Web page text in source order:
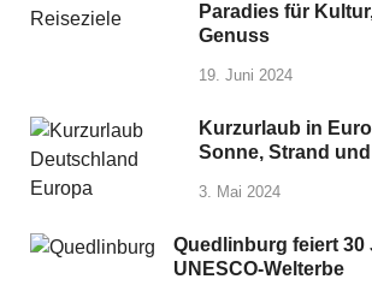
Paradies für
Genuss
19. Juni 2024
Kurzurlaub in
Sonne, Strand
3. Mai 2024
Quedlinburg feiert 30
UNESCO-Welterbe